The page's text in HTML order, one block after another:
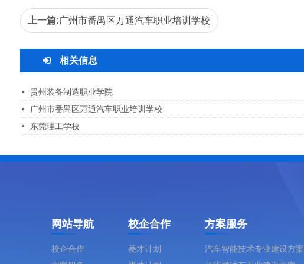
上一篇:广州市番禺区万通汽车职业培训学校
相关信息
贵州装备制造职业学院
广州市番禺区万通汽车职业培训学校
东莞理工学校
网站导航
校企合作
校企合作
菱才计划
方案服务
汽车智能技术专业建设方案